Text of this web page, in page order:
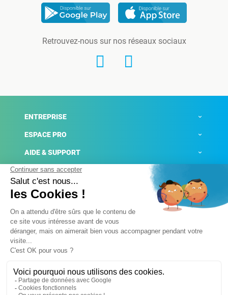
Retrouvez-nous sur nos réseaux sociaux
ENTREPRISE
ESPACE PRO
AIDE & SUPPORT
ACTUALITÉS
Mentions légales
Conditions générales de ventes